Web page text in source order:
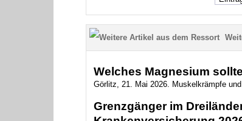
Welches Magnesium
Görlitz, 21. Mai 2026. Muskelkrämpfe
Grenzgänger im